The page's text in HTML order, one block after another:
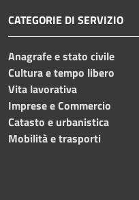
CATEGORIE DI SERVIZIO
Anagrafe e stato civile
Cultura e tempo libero
Vita lavorativa
Imprese e Commercio
Catasto e urbanistica
Mobilità e trasporti